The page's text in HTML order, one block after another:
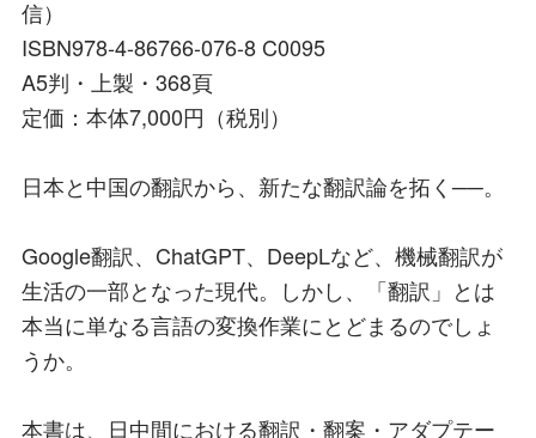
信）
ISBN978-4-86766-076-8 C0095
A5判・上製・368頁
定価：本体7,000円（税別）
日本と中国の翻訳から、新たな翻訳論を拓く──。
Google翻訳、ChatGPT、DeepLなど、機械翻訳が
生活の一部となった現代。しかし、「翻訳」とは
本当に単なる言語の変換作業にとどまるのでしょ
うか。
本書は、日中間における翻訳・翻案・アダプテー